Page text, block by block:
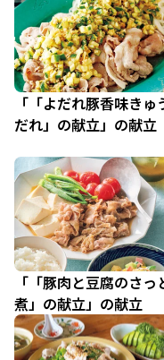
「「よだれ豚香味きゅ
だれ」の献立」の献立
「「豚肉と豆腐のさっ
煮」の献立」の献立